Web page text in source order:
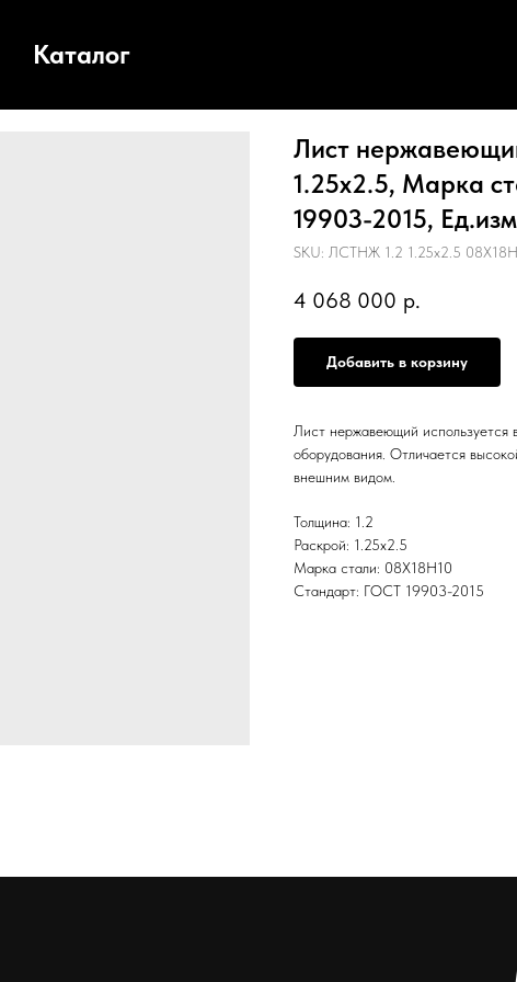
Каталог
Лист
1.25х2.5, Марка
19903-2015,
SKU: ЛСТНЖ 1.2 1.25х2.5
4 068 000 р.
Добавить в корзину
Лист нержавеющий используется
оборудования. Отличается
внешним видом.
Толщина: 1.2
Раскрой: 1.25х2.5
Марка стали: 08Х18Н10
Стандарт: ГОСТ 19903-2015